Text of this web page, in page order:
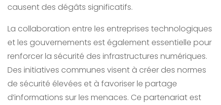
causent des dégâts significatifs.
La collaboration entre les entreprises technologiques
et les gouvernements est également essentielle pour
renforcer la sécurité des infrastructures numériques.
Des initiatives communes visent à créer des normes
de sécurité élevées et à favoriser le partage
d’informations sur les menaces. Ce partenariat est